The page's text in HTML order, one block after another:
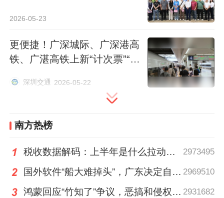
高温、寒冷、大雾、灰霾等多层级预警信
息，并提供结合实时天气与交通数据的出行
参考建议，如在易积水路段、地质灾害风险
点等区域，自动叠加气象风险提示，提醒市
民减速慢行或选择绕行路线等。特别值得一
提的是，所有信息均基于市民当前所在位置
自动匹配，无需手动搜索，真正实现“打开地
图，便知风云变幻”。更加方便的是，市民在
极端天气预警信息发布，可第一时间在微信
内收到通知消息。
2026-05-23
更便捷！广深城际、广深港高
铁、广湛高铁上新“计次票”“定
深圳交通 2026-05-22
南方热榜
税收数据解码：上半年是什么拉动广东经济加速增长？ 2973495
国外软件“船大难掉头”，广东决定自己造“工业大脑” 2969510
鸿蒙回应“竹知了”争议，恶搞和侵权的边界在哪里？ 2931682